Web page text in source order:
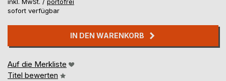
sofort verfügbar
IN DEN WARENKORB
Auf die Merkliste
Titel bewerten